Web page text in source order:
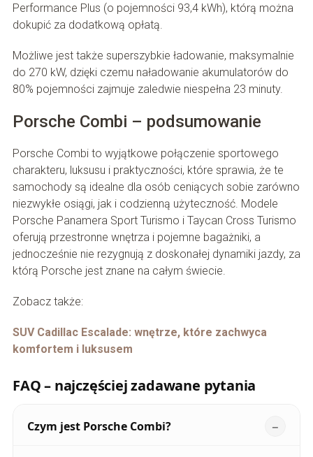
Performance Plus (o pojemności 93,4 kWh), którą można
dokupić za dodatkową opłatą.
Możliwe jest także superszybkie ładowanie, maksymalnie
do 270 kW, dzięki czemu naładowanie akumulatorów do
80% pojemności zajmuje zaledwie niespełna 23 minuty.
Porsche Combi – podsumowanie
Porsche Combi to wyjątkowe połączenie sportowego
charakteru, luksusu i praktyczności, które sprawia, że te
samochody są idealne dla osób ceniących sobie zarówno
niezwykłe osiągi, jak i codzienną użyteczność. Modele
Porsche Panamera Sport Turismo i Taycan Cross Turismo
oferują przestronne wnętrza i pojemne bagażniki, a
jednocześnie nie rezygnują z doskonałej dynamiki jazdy, za
którą Porsche jest znane na całym świecie.
Zobacz także:
SUV Cadillac Escalade: wnętrze, które zachwyca
komfortem i luksusem
FAQ – najczęściej zadawane pytania
Czym jest Porsche Combi?